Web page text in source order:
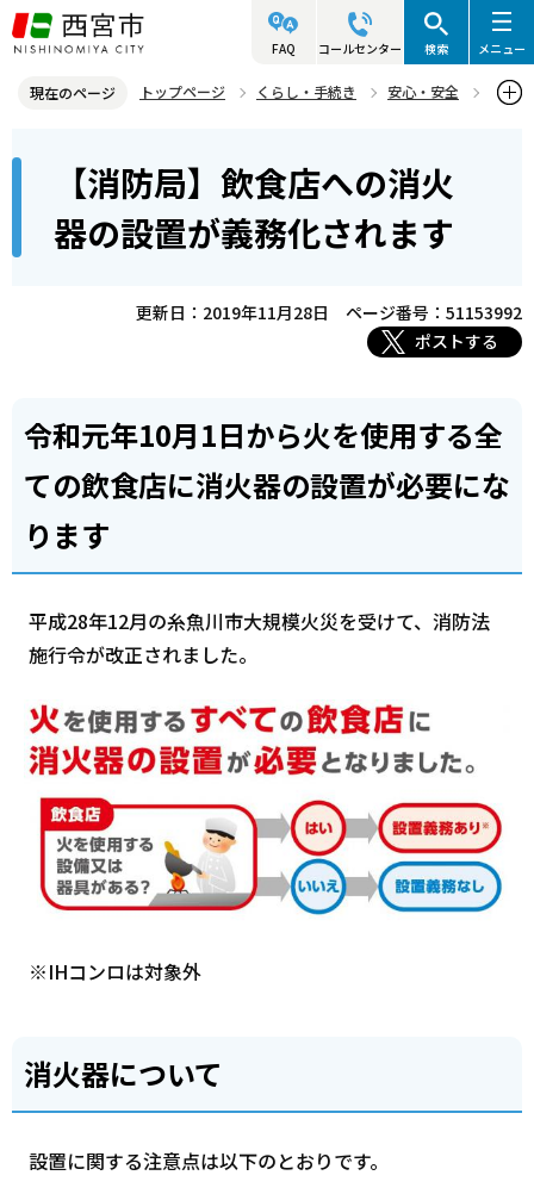
こ
の
ジ
頭
FAQ コールセンター 検索 メニュー
現在のページ トップページ くらし・手続き
安心・安全
【消防局】飲食店への消火器の設置が義務化されます
【消防局】飲食店への消火
器の設置が義務化されます
更新日：2019年11月28日
ページ番号：51153992
ポストする
令和元年10月1日から火を使用する全
ての飲食店に消火器の設置が必要にな
ります
平成28年12月の糸魚川市大規模火災を受けて、消防法
施行令が改正されました。
※IHコンロは対象外
消火器について
設置に関する注意点は以下のとおりです。